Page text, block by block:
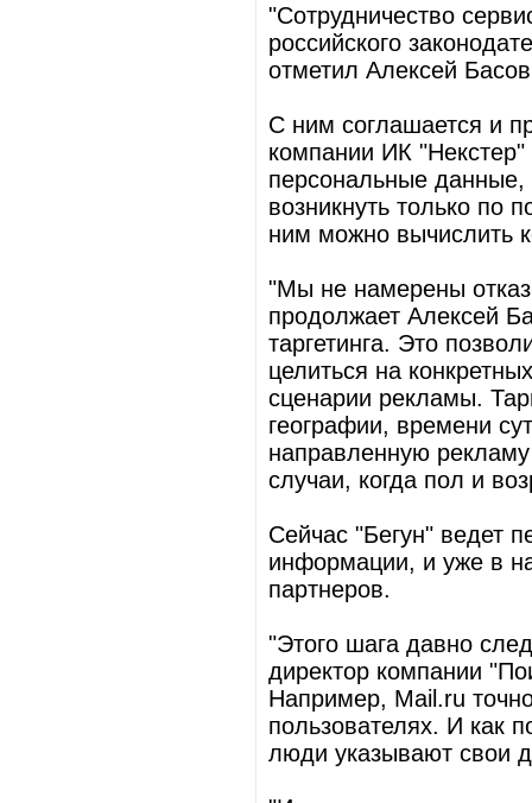
"Сотрудничество
российского
отметил Алексей
С ним соглашается и
компании ИК "Некстер"
персональные данные,
возникнуть только по
ним можно вычислить
"Мы не намерены
продолжает Алексей
таргетинга. Это
целиться на
сценарии рекламы.
географии, времени
направленную
случаи, когда пол и
Сейчас "Бегун" ведет
информации, и уже в
партнеров.
"Этого шага давно
директор компании
Например, Mail.ru
пользователях. И как
люди указывают свои